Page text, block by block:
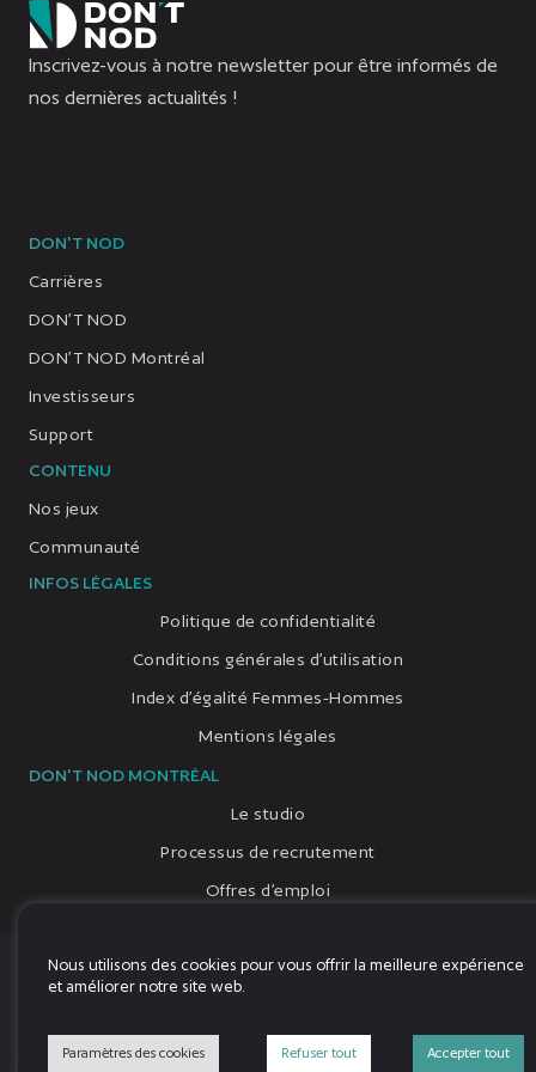
Inscrivez-vous à notre newsletter pour être informés de
nos dernières actualités !
DON'T NOD
Carrières
DON’T NOD
DON’T NOD Montréal
Investisseurs
Support
CONTENU
Nos jeux
Communauté
INFOS LÉGALES
Politique de confidentialité
Conditions générales d’utilisation
Index d’égalité Femmes-Hommes
Mentions légales
DON'T NOD MONTRÉAL
Le studio
Processus de recrutement
Offres d’emploi
© 2026, Tous droits réservés, DON'T NOD
Nous utilisons des cookies pour vous offrir la meilleure expérience
et améliorer notre site web.
Paramètres des cookies Refuser tout Accepter tout